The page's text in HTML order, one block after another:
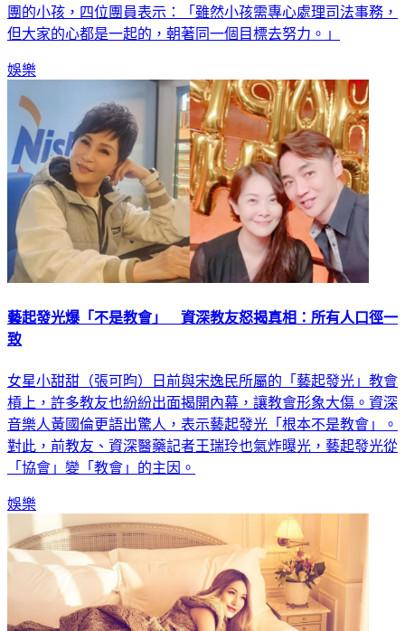
團的小孩，四位團員表示：「雖然小孩需專心處理司法事務，
但大家的心都是一起的，朝著同一個目標去努力。」
娛樂
藝起發光爆「不是教會」 資深教友怒揭真相：所有人口徑一
致
女星小甜甜（張可昀）日前與宋逸民所屬的「藝起發光」教會
槓上，許多教友也紛紛出面揭開內幕，讓教會形象大傷。資深
音樂人黃國倫更語出驚人，表示藝起發光「根本不是教會」。
對此，前教友、資深醫藥記者王瑞玲也氣炸曝光，藝起發光從
「協會」變「教會」的主因。
娛樂